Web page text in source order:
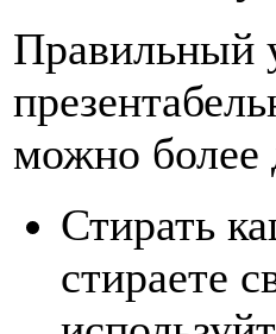
Правильный
можно более
Стирать
стираете